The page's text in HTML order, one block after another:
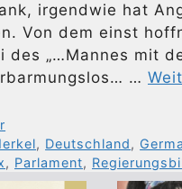
irgendwie hat
Von dem einst
des „…Mannes mit
…
, Deutschland,
, Parlament,